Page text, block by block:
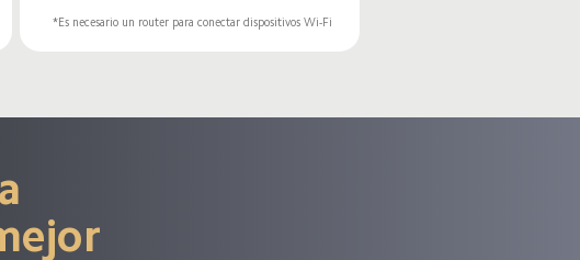
*Es necesario un router para conectar dispositivos Wi-Fi